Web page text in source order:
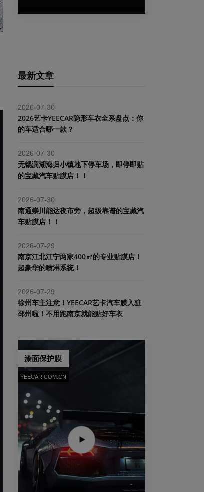
最新文章
2026-07-30
2026艺卡YEECAR隐形车衣全系盘点：你
的车适合哪一款？
2026-07-30
​无锡滨湖海归小镇地下停车场，即停即贴
的宝藏汽车贴膜店！！
2026-07-30
南通崇川能达夜市旁，超级靠谱的宝藏汽
车贴膜店！！
2026-07-29
南京江北江宁两家400㎡的专业贴膜店！
超豪华的喷淋系统！
2026-07-29
​徐州车主注意！YEECAR艺卡汽车膜入驻
邳州啦！不用跑南京就能贴好车衣
漆面保护膜
YEECAR.COM.CN